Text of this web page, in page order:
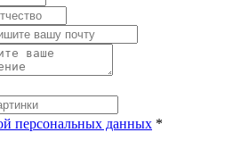
персональных данных *